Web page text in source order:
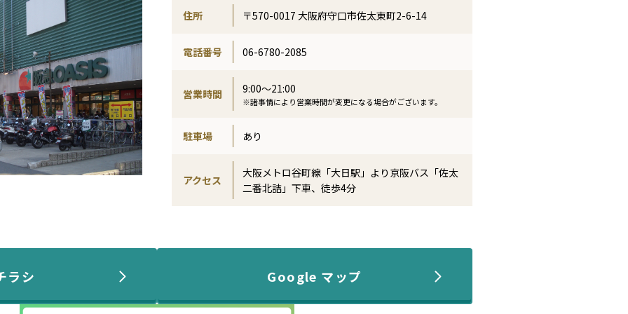
住所 〒570-0017 大阪府守口市佐太東町2-6-14
電話番号 06-6780-2085
営業時間 9:00～21:00
※諸事情により営業時間が変更になる場合がございます。
駐車場 あり
アクセス
大阪メトロ谷町線「大日駅」より京阪バス「佐太
二番北詰」下車、徒歩4分
ラシ Google マップ